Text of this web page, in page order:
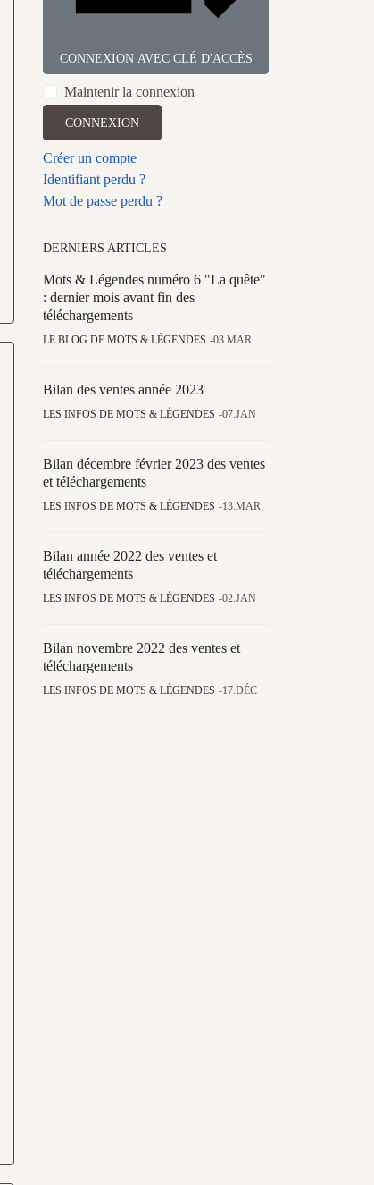
CONNEXION AVEC CLÉ D'ACCÈS
Maintenir la connexion
CONNEXION
Créer un compte
Identifiant perdu ?
Mot de passe perdu ?
DERNIERS ARTICLES
Mots & Légendes numéro 6 "La quête"
: dernier mois avant fin des
téléchargements
LE BLOG DE MOTS & LÉGENDES 03.MAR
Bilan des ventes année 2023
LES INFOS DE MOTS & LÉGENDES 07.JAN
Bilan décembre février 2023 des ventes
et téléchargements
LES INFOS DE MOTS & LÉGENDES 13.MAR
Bilan année 2022 des ventes et
téléchargements
LES INFOS DE MOTS & LÉGENDES 02.JAN
Bilan novembre 2022 des ventes et
téléchargements
LES INFOS DE MOTS & LÉGENDES 17.DÉC